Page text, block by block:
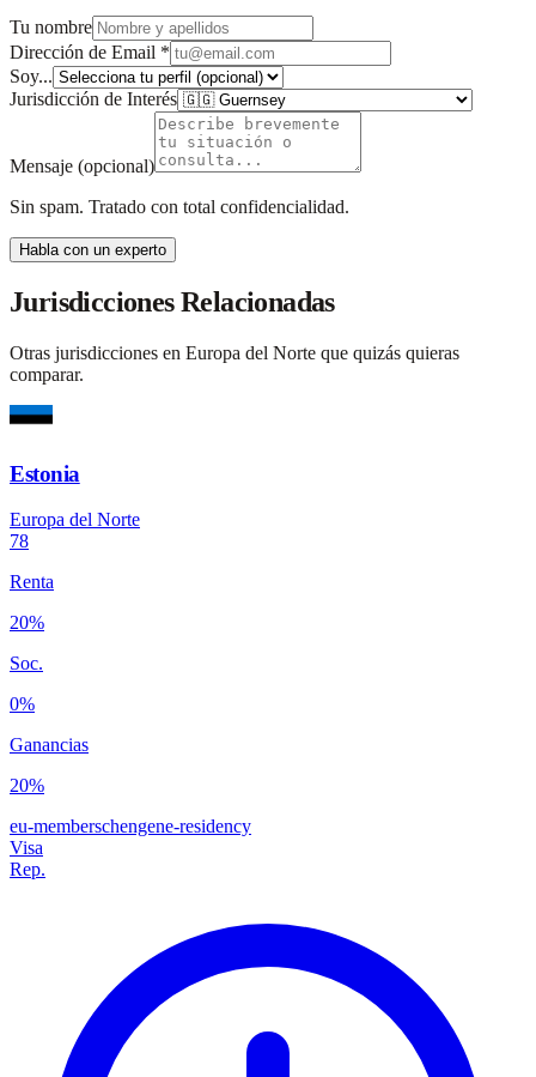
Tu nombre
Dirección de Email *
Soy...
Jurisdicción de Interés
Mensaje (opcional)
Sin spam. Tratado con total confidencialidad.
Habla con un experto
Jurisdicciones Relacionadas
Otras jurisdicciones en Europa del Norte que quizás quieras
comparar.
Estonia
Europa del Norte
78
Renta
20%
Soc.
0%
Ganancias
20%
eu-memberschengene-residency
Visa
Rep.